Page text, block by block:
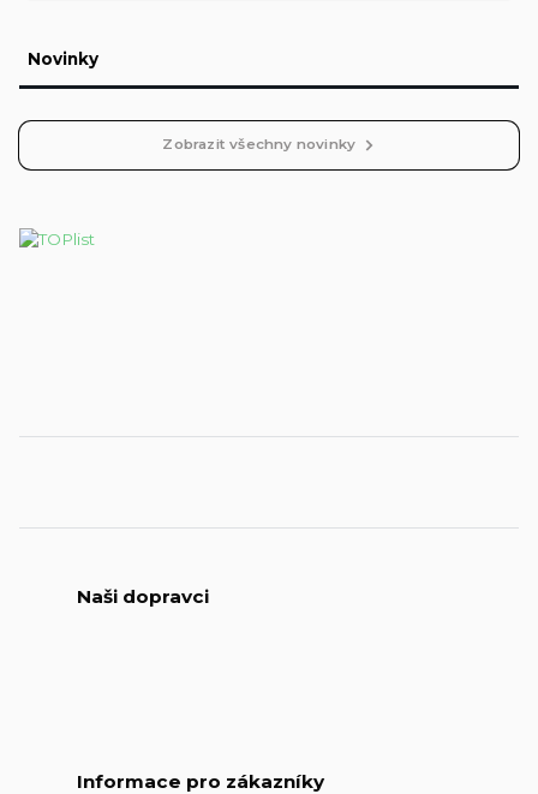
Novinky
Zobrazit všechny novinky
Naši dopravci
Informace pro zákazníky